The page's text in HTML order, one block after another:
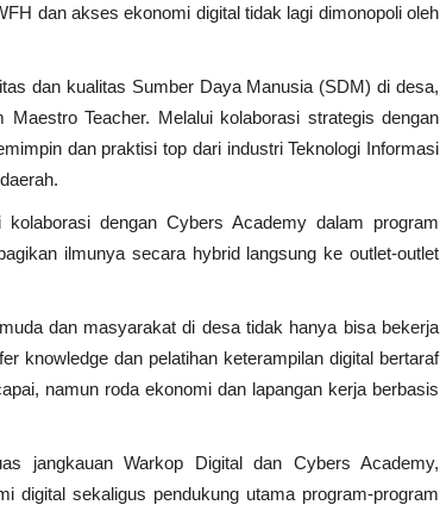
dan akses ekonomi digital tidak lagi dimonopoli oleh
dan kualitas Sumber Daya Manusia (SDM) di desa,
Teacher. Melalui kolaborasi strategis dengan
dan praktisi top dari industri Teknologi Informasi
dengan Cybers Academy dalam program
ilmunya secara hybrid langsung ke outlet-outlet
dan masyarakat di desa tidak hanya bisa bekerja
knowledge dan pelatihan keterampilan digital bertaraf
namun roda ekonomi dan lapangan kerja berbasis
jangkauan Warkop Digital dan Cybers Academy,
digital sekaligus pendukung utama program-program